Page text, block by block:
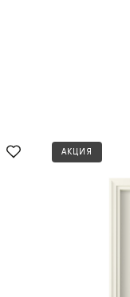
АКЦИЯ